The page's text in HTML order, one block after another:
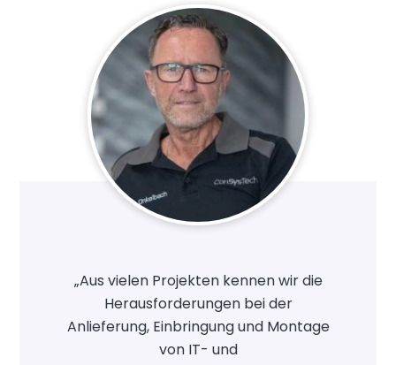
„Aus vielen Projekten kennen wir die
Herausforderungen bei der
Anlieferung, Einbringung und Montage
von IT- und